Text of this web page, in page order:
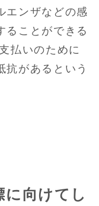
エンザなどの感
ることができる
払いのために
抗があるという
に向けてし